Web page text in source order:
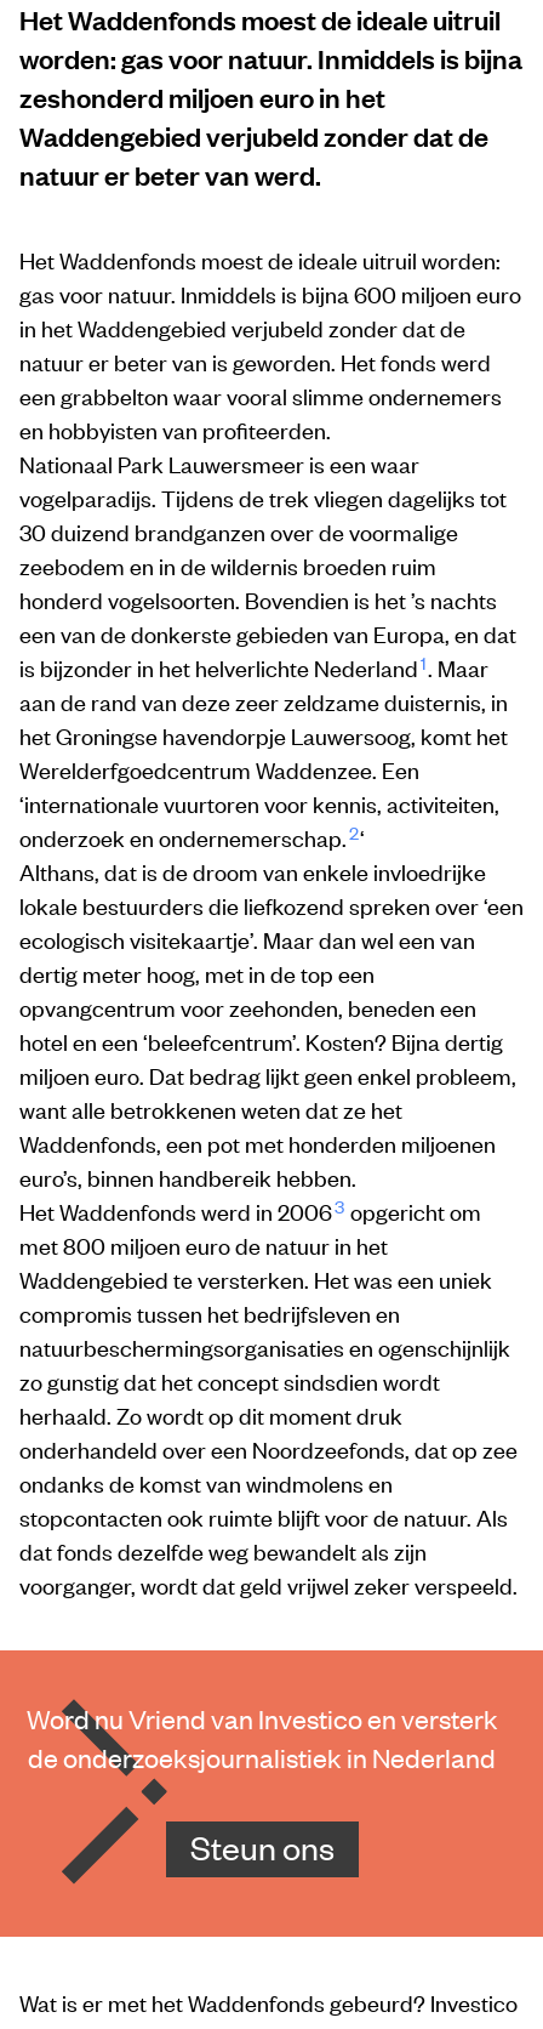
Het Waddenfonds moest de ideale uitruil
worden: gas voor natuur. Inmiddels is bijna
zeshonderd miljoen euro in het
Waddengebied verjubeld zonder dat de
natuur er beter van werd.
Het Waddenfonds moest de ideale uitruil worden:
gas voor natuur. Inmiddels is bijna 600 miljoen euro
in het Waddengebied verjubeld zonder dat de
natuur er beter van is geworden. Het fonds werd
een grabbelton waar vooral slimme ondernemers
en hobbyisten van profiteerden.
Nationaal Park Lauwersmeer is een waar
vogelparadijs. Tijdens de trek vliegen dagelijks tot
30 duizend brandganzen over de voormalige
zeebodem en in de wildernis broeden ruim
honderd vogelsoorten. Bovendien is het ’s nachts
een van de donkerste gebieden van Europa, en dat
is bijzonder in het helverlichte Nederland1. Maar
aan de rand van deze zeer zeldzame duisternis, in
het Groningse havendorpje Lauwersoog, komt het
Werelderfgoedcentrum Waddenzee. Een
‘internationale vuurtoren voor kennis, activiteiten,
onderzoek en ondernemerschap.2‘
Althans, dat is de droom van enkele invloedrijke
lokale bestuurders die liefkozend spreken over ‘een
ecologisch visitekaartje’. Maar dan wel een van
dertig meter hoog, met in de top een
opvangcentrum voor zeehonden, beneden een
hotel en een ‘beleefcentrum’. Kosten? Bijna dertig
miljoen euro. Dat bedrag lijkt geen enkel probleem,
want alle betrokkenen weten dat ze het
Waddenfonds, een pot met honderden miljoenen
euro’s, binnen handbereik hebben.
Het Waddenfonds werd in 20063 opgericht om
met 800 miljoen euro de natuur in het
Waddengebied te versterken. Het was een uniek
compromis tussen het bedrijfsleven en
natuurbeschermingsorganisaties en ogenschijnlijk
zo gunstig dat het concept sindsdien wordt
herhaald. Zo wordt op dit moment druk
onderhandeld over een Noordzeefonds, dat op zee
ondanks de komst van windmolens en
stopcontacten ook ruimte blijft voor de natuur. Als
dat fonds dezelfde weg bewandelt als zijn
voorganger, wordt dat geld vrijwel zeker verspeeld.
Word nu Vriend van Investico en versterk
de onderzoeksjournalistiek in Nederland
Steun ons
Wat is er met het Waddenfonds gebeurd? Investico